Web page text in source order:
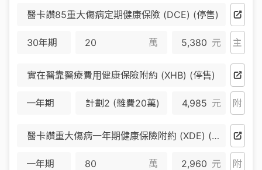
醫卡讚85重大傷病定期健康保險 (DCE) (停售)
30年期 萬 5,380 元 主
實在醫靠醫療費用健康保險附約 (XHB) (停售)
一年期 計劃2 (雜費20萬) 4,985 元 附
醫卡讚重大傷病一年期健康保險附約 (XDE) (停售)
一年期 萬 2,960 元 附